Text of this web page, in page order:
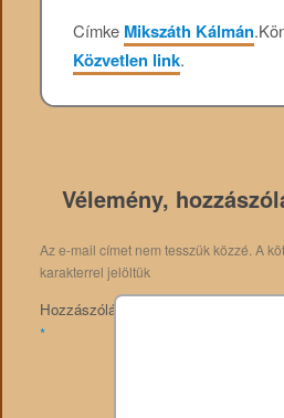
Címke Mikszáth Kálmán.
Közvetlen link.
Vélemény,
Az e-mail címet nem tesszük közzé. A
karakterrel jelöltük
Hozzászólás
*